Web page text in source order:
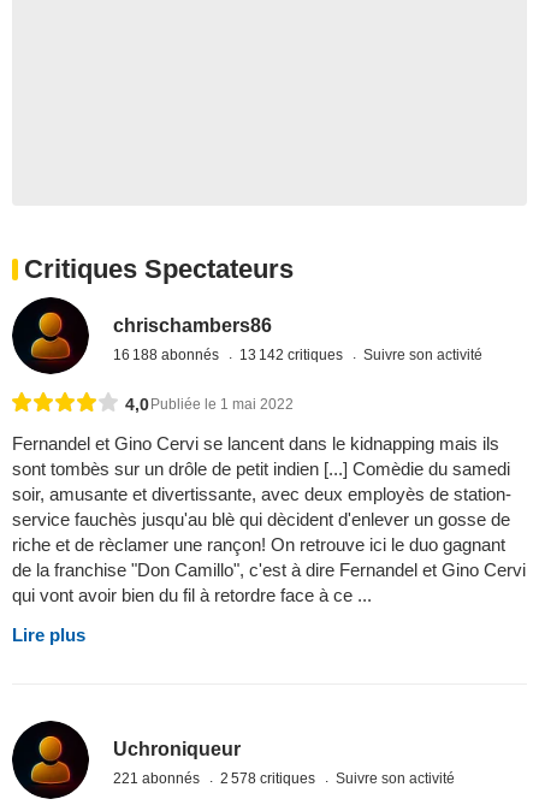
Critiques Spectateurs
chrischambers86
16 188 abonnés 13 142 critiques Suivre son activité
4,0 Publiée le 1 mai 2022
Fernandel et Gino Cervi se lancent dans le kidnapping mais ils
sont tombès sur un drôle de petit indien [...] Comèdie du samedi
soir, amusante et divertissante, avec deux employès de station-
service fauchès jusqu'au blè qui dècident d'enlever un gosse de
riche et de rèclamer une rançon! On retrouve ici le duo gagnant
de la franchise "Don Camillo", c'est à dire Fernandel et Gino Cervi
qui vont avoir bien du fil à retordre face à ce ...
Lire plus
Uchroniqueur
221 abonnés 2 578 critiques Suivre son activité